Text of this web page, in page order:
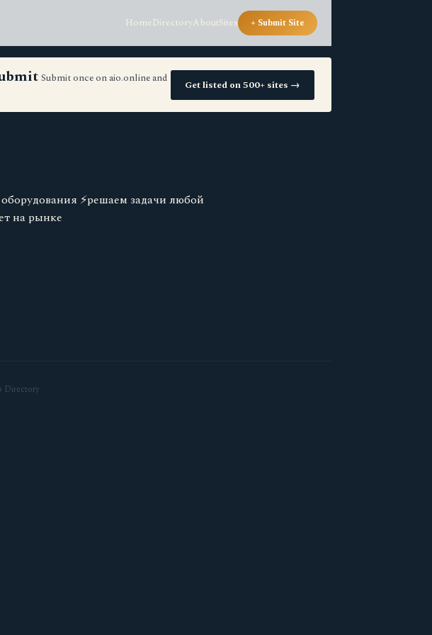
HomeDirectoryAboutSites + Submit Site
Submit once on aio.online and
Get listed on 500+ sites →
⚡решаем задачи любой
на рынке
Directory